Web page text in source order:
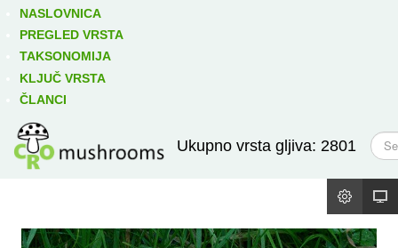
NASLOVNICA
PREGLED VRSTA
TAKSONOMIJA
KLJUČ VRSTA
ČLANCI
Ukupno vrsta gljiva: 2801
T
r
ž
Izravno podređene niže takse: